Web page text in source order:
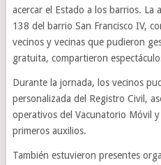
acercar el Estado a los barrios. La
138 del barrio San Francisco IV,
vecinos y vecinas que pudieron
gratuita, compartieron
Durante la jornada, los vecinos
personalizada del Registro Civil,
operativos del Vacunatorio Móvil
primeros auxilios.
También estuvieron presentes